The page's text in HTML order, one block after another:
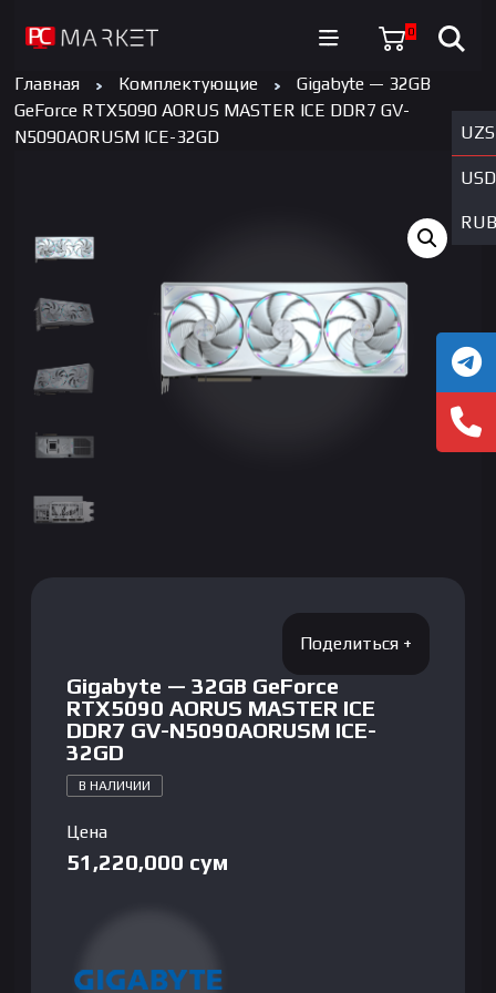
0
UZS
USD
RUB
Главная Комплектующие
Gigabyte — 32GB
GeForce RTX5090 AORUS MASTER ICE DDR7 GV-
N5090AORUSM ICE-32GD
Gigabyte — 32GB GeForce
RTX5090 AORUS MASTER ICE
DDR7 GV-N5090AORUSM ICE-
32GD
В НАЛИЧИИ
Цена
51,220,000 сум